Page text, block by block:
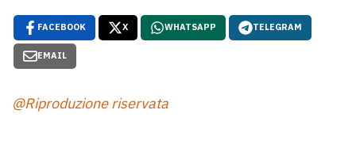
FACEBOOK X WHATSAPP TELEGRAM
EMAIL
@Riproduzione riservata